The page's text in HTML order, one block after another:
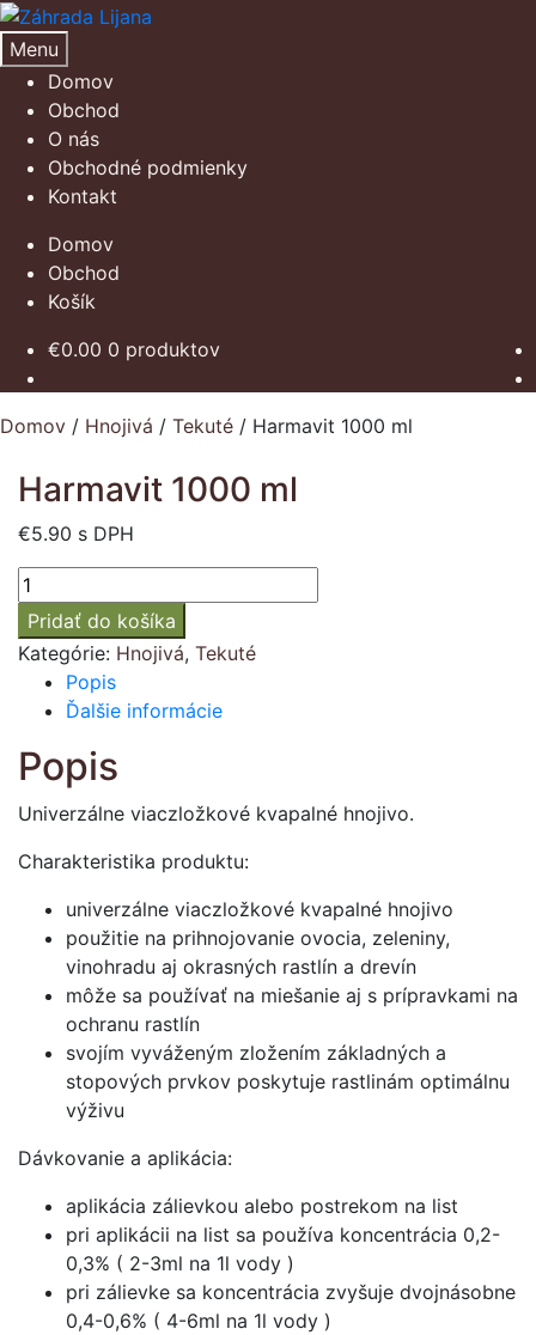
Preskočiť
na
navigáciu
Preskočiť
na
obsah
Menu
Domov
Obchod
O nás
Obchodné podmienky
Kontakt
Domov
Obchod
Košík
€0.00 0 produktov
Domov / Hnojivá / Tekuté / Harmavit 1000 ml
Harmavit 1000 ml
€5.90 s DPH
množstvo
Harmavit
1000
ml
Pridať do košíka
Kategórie: Hnojivá, Tekuté
Popis
Ďalšie informácie
Popis
Univerzálne viaczložkové kvapalné hnojivo.
Charakteristika produktu:
univerzálne viaczložkové kvapalné hnojivo
použitie na prihnojovanie ovocia, zeleniny,
vinohradu aj okrasných rastlín a drevín
môže sa používať na miešanie aj s prípravkami na
ochranu rastlín
svojím vyváženým zložením základných a
stopových prvkov poskytuje rastlinám optimálnu
výživu
Dávkovanie a aplikácia:
aplikácia zálievkou alebo postrekom na list
pri aplikácii na list sa používa koncentrácia 0,2-
0,3% ( 2-3ml na 1l vody )
pri zálievke sa koncentrácia zvyšuje dvojnásobne
0,4-0,6% ( 4-6ml na 1l vody )